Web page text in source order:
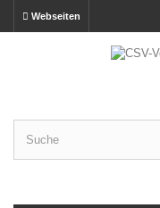
Webseiten